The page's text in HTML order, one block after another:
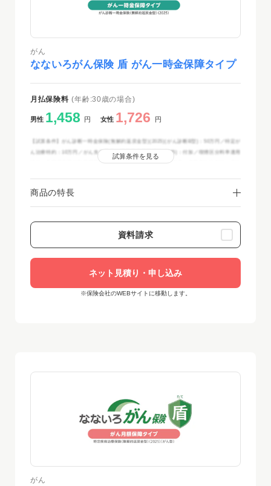
がん
なないろがん保険 盾 がん一時金保障タイプ
月払保険料 (年齢:30歳の場合)
男性 1,458 円 女性 1,726 円
【試算条件】がん診断一時金保険(無解約返戻金型)(2025)(がん診断B型)：50万円／特定が
ん治療特約：10万円／がん先進医療・患者申出療養特約(2025)：付加／喫煙区分料率適用
特約：非喫煙者区分料率適用／保険期間・保険料払込期間：終身／保険料払込方法：月払
試算条件を見る
商品の特長
資料請求
ネット見積り・申し込み
※保険会社のWEBサイトに移動します。
がん